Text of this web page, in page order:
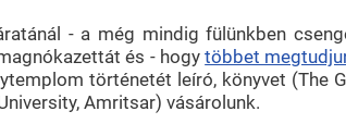
- a még mindig fülünkben
és - hogytöbbet
történetét leíró, könyvet (The
Amritsar) vásárolunk.